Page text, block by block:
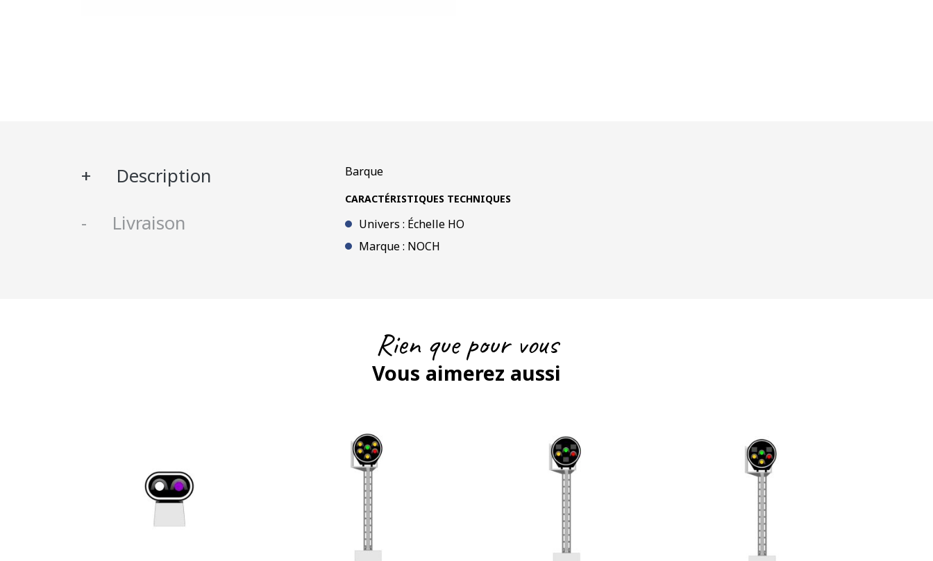
Description
Livraison
Barque
CARACTÉRISTIQUES TECHNIQUES
Univers : Échelle HO
Marque : NOCH
Rien que pour vous
Vous aimerez aussi